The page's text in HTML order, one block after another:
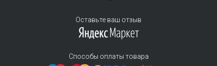
Оставьте ваш отзыв
Способы оплаты товара